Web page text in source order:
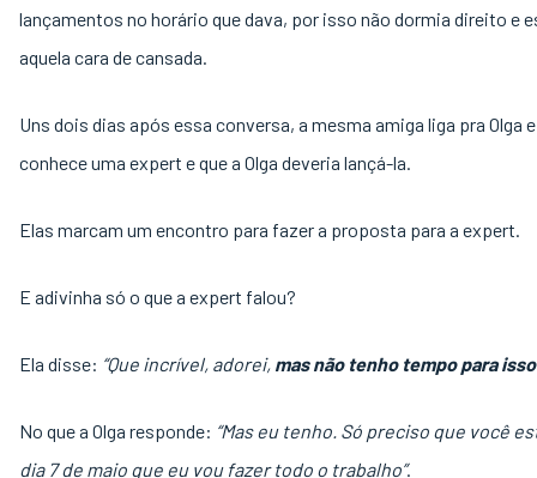
lançamentos no horário que dava, por isso não dormia direito e
aquela cara de cansada.
Uns dois dias após essa conversa, a mesma amiga liga pra Olga
conhece uma expert e que a Olga deveria lançá-la.
Elas marcam um encontro para fazer a proposta para a expert.
E adivinha só o que a expert falou?
Ela disse: “Que incrível, adorei, mas não tenho tempo para isso
No que a Olga responde: “Mas eu tenho. Só preciso que você
dia 7 de maio que eu vou fazer todo o trabalho”.